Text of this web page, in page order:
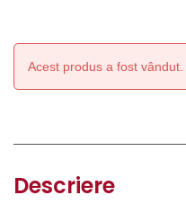
Acest produs a fost vândut.
Descriere